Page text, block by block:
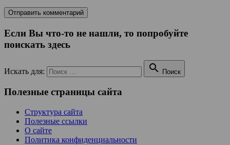
Если Вы что-то не нашли, то попробуйте
поискать здесь
Искать для:  Поиск
Полезные страницы сайта
Структура сайта
Полезные ссылки
О сайте
Политика конфиденциальности